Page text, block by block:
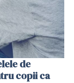
de
copii ca